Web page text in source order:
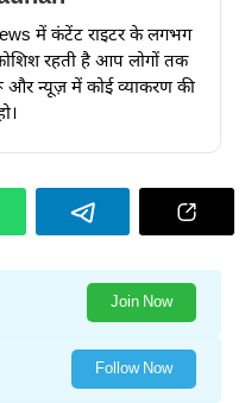
में कंटेंट राइटर के लगभग
रहती है आप लोगों तक
न्यूज़ में कोई व्याकरण की
Join Now
Follow Now